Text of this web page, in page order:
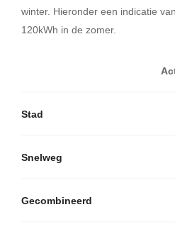
winter. Hieronder een indicatie
120kWh in de zomer.
Stad
Snelweg
Gecombineerd